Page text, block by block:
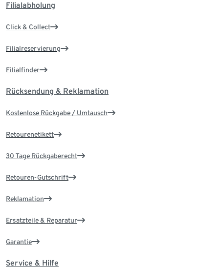
Filialabholung
Click & Collect
Filialreservierung
Filialfinder
Rücksendung & Reklamation
Kostenlose Rückgabe / Umtausch
Retourenetikett
30 Tage Rückgaberecht
Retouren-Gutschrift
Reklamation
Ersatzteile & Reparatur
Garantie
Service & Hilfe